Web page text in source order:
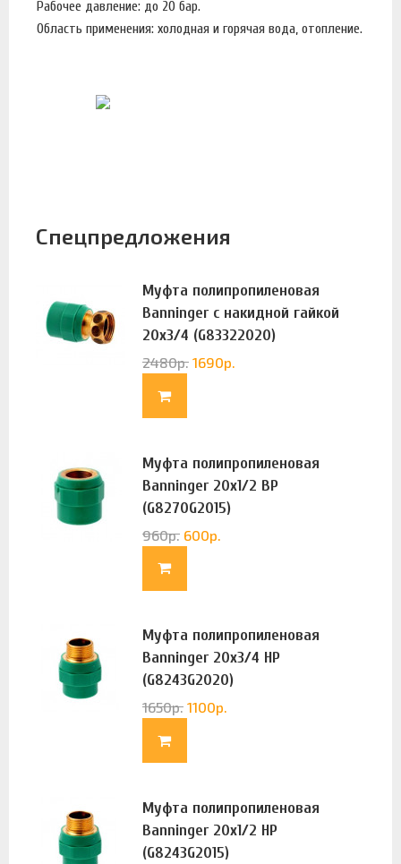
Рабочее давление: до 20 бар.
Область применения: холодная и горячая вода, отопление.
Спецпредложения
Муфта полипропиленовая
Banninger с накидной гайкой
20х3/4 (G83322020)
2480р. 1690р.
Муфта полипропиленовая
Banninger 20х1/2 ВР
(G8270G2015)
960р. 600р.
Муфта полипропиленовая
Banninger 20х3/4 НР
(G8243G2020)
1650р. 1100р.
Муфта полипропиленовая
Banninger 20х1/2 НР
(G8243G2015)